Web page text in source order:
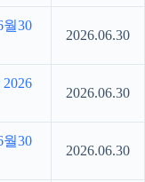
30
2026.06.30
2026.06.30
월30
2026.06.30